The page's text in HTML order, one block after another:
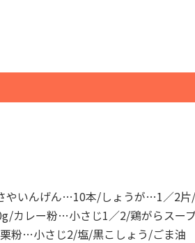
やいんげん…10本/しょうが…1／2
カレー粉…小さじ1／2/鶏がらス
粉…小さじ2/塩/黒こしょう/ごま油